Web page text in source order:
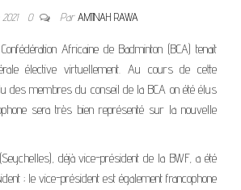
0 ParAMIINAH RAWA
Africaine de Badminton (BCA) tenait
élective virtuellement. Au cours de cette
des membres du conseil de la BCA on été élus
sera très bien représenté sur la nouvelle
déjà vice-président de la BWF, a été
; le vice-président est également francophone